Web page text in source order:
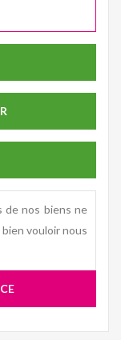
de nos biens ne
vouloir nous